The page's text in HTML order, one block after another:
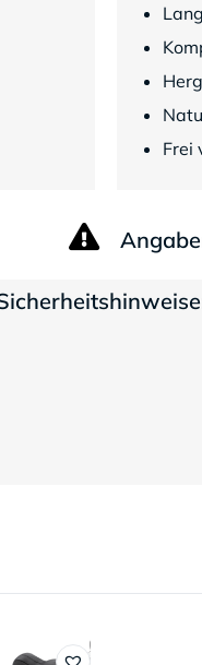
Frei